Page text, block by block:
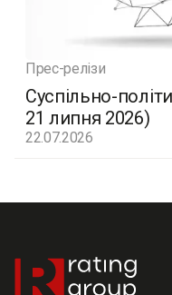
Прес-релізи
Суспільно-
21 липня 2026)
22.07.2026